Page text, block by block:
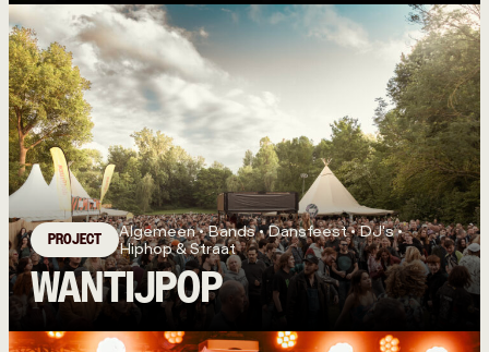
PROJECT
Algemeen • Bands • Dansfeest • DJ's •
Hiphop & Straat
WANTIJPOP